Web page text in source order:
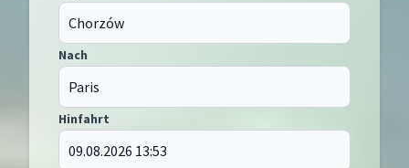
Nach
Hinfahrt